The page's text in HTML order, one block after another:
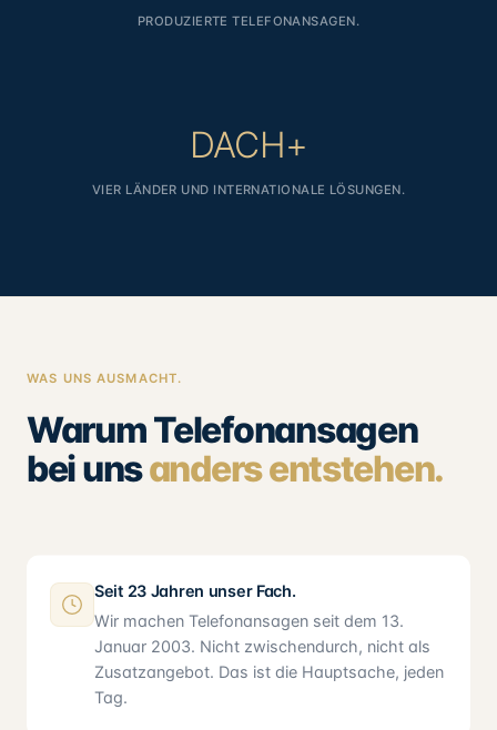
PRODUZIERTE TELEFONANSAGEN.
DACH+
VIER LÄNDER UND INTERNATIONALE LÖSUNGEN.
WAS UNS AUSMACHT.
Warum Telefonansagen
bei unsanders entstehen.
Seit 23 Jahren unser Fach.
Wir machen Telefonansagen seit dem 13.
Januar 2003. Nicht zwischendurch, nicht als
Zusatzangebot. Das ist die Hauptsache, jeden
Tag.